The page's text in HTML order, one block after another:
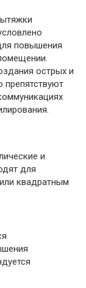
повышения
острых и
препятствуют
и
для
квадратным